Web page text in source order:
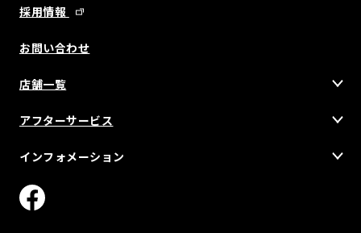
採用情報
お問い合わせ
店舗一覧
アフターサービス
インフォメーション